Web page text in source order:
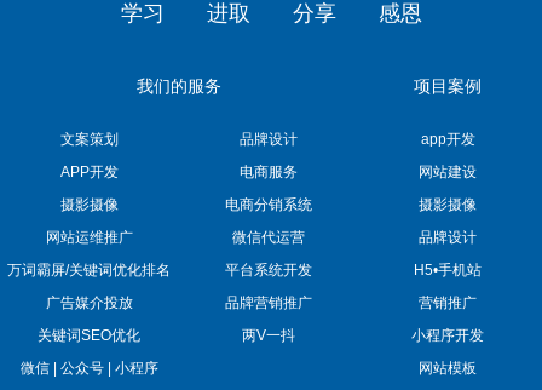
学习 进取 分享 感恩
我们的服务
文案策划
品牌设计
APP开发
电商服务
摄影摄像
电商分销系统
网站运维推广
微信代运营
万词霸屏/关键词优化排名
平台系统开发
广告媒介投放
品牌营销推广
关键词SEO优化
两V一抖
微信 | 公众号 | 小程序
项目案例
app开发
网站建设
摄影摄像
品牌设计
H5•手机站
营销推广
小程序开发
网站模板